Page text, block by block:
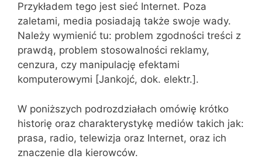
Przykładem tego jest sieć Internet. Poza
zaletami, media posiadają także swoje wady.
Należy wymienić tu: problem zgodności treści z
prawdą, problem stosowalności reklamy,
cenzura, czy manipulację efektami
komputerowymi [Jankojć, dok. elektr.].
W poniższych podrozdziałach omówię krótko
historię oraz charakterystykę mediów takich jak:
prasa, radio, telewizja oraz Internet, oraz ich
znaczenie dla kierowców.